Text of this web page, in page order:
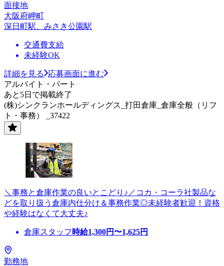
面接地
大阪府岬町
深日町駅、みさき公園駅
交通費支給
未経験OK
詳細を見る
応募画面に進む
アルバイト・パート
あと5日で掲載終了
(株)シンクランホールディングス_打田倉庫_倉庫全般（リフ
ト・事務） _37422
＼事務と倉庫作業の良いとこどり♪／コカ・コーラ社製品な
どを取り扱う倉庫内仕分け＆事務作業◎未経験者歓迎！資格
や経験はなくて大丈夫♪
倉庫スタッフ 時給1,300円〜1,625円
勤務地